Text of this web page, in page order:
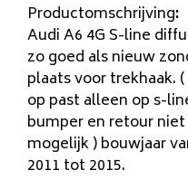
Productomschrijving:
Audi A6 4G S-line
zo goed als nieuw
plaats voor trekhaak.
op past alleen op s-
bumper en retour niet
mogelijk ) bouwjaar
2011 tot 2015.